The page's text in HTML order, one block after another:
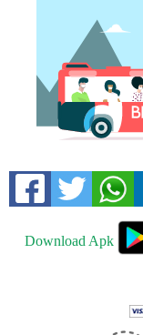
Download Apk